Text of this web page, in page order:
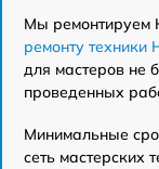
Мы ремонтируем
ремонту техники
для мастеров не
проведенных
Минимальные
сеть мастерских